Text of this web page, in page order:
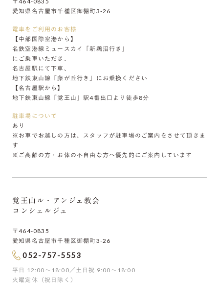
愛知県名古屋市千種区御棚町3-26
電車をご利用のお客様
【中部国際空港から】
名鉄空港線ミュースカイ「新鵜沼行き」
にご乗車いただき、
名古屋駅にて下車、
地下鉄東山線「藤が丘行き」にお乗換ください
【名古屋駅から】
地下鉄東山線「覚王山」駅4番出口より徒歩8分
駐車場について
あり
※お車でお越しの方は、スタッフが駐車場のご案内をさせて頂きま
す
※ご高齢の方・お体の不自由な方へ優先的にご案内しています
覚王山ル・アンジェ教会
コンシェルジュ
〒464-0835
愛知県名古屋市千種区御棚町3-26
052-757-5553
平日 12:00〜18:00／土日祝 9:00〜18:00
火曜定休（祝日除く）